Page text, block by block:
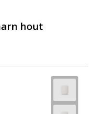
hout